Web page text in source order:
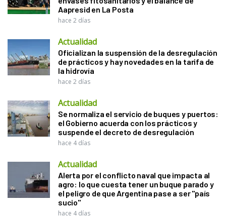
Aapresid en La Posta
hace 2 días
Actualidad
Oficializan la suspensión de la desregulación
de prácticos y hay novedades en la tarifa de
la hidrovía
hace 2 días
Actualidad
Se normaliza el servicio de buques y puertos:
el Gobierno acuerda con los prácticos y
suspende el decreto de desregulación
hace 4 días
Actualidad
Alerta por el conflicto naval que impacta al
agro: lo que cuesta tener un buque parado y
el peligro de que Argentina pase a ser "país
sucio"
hace 4 días